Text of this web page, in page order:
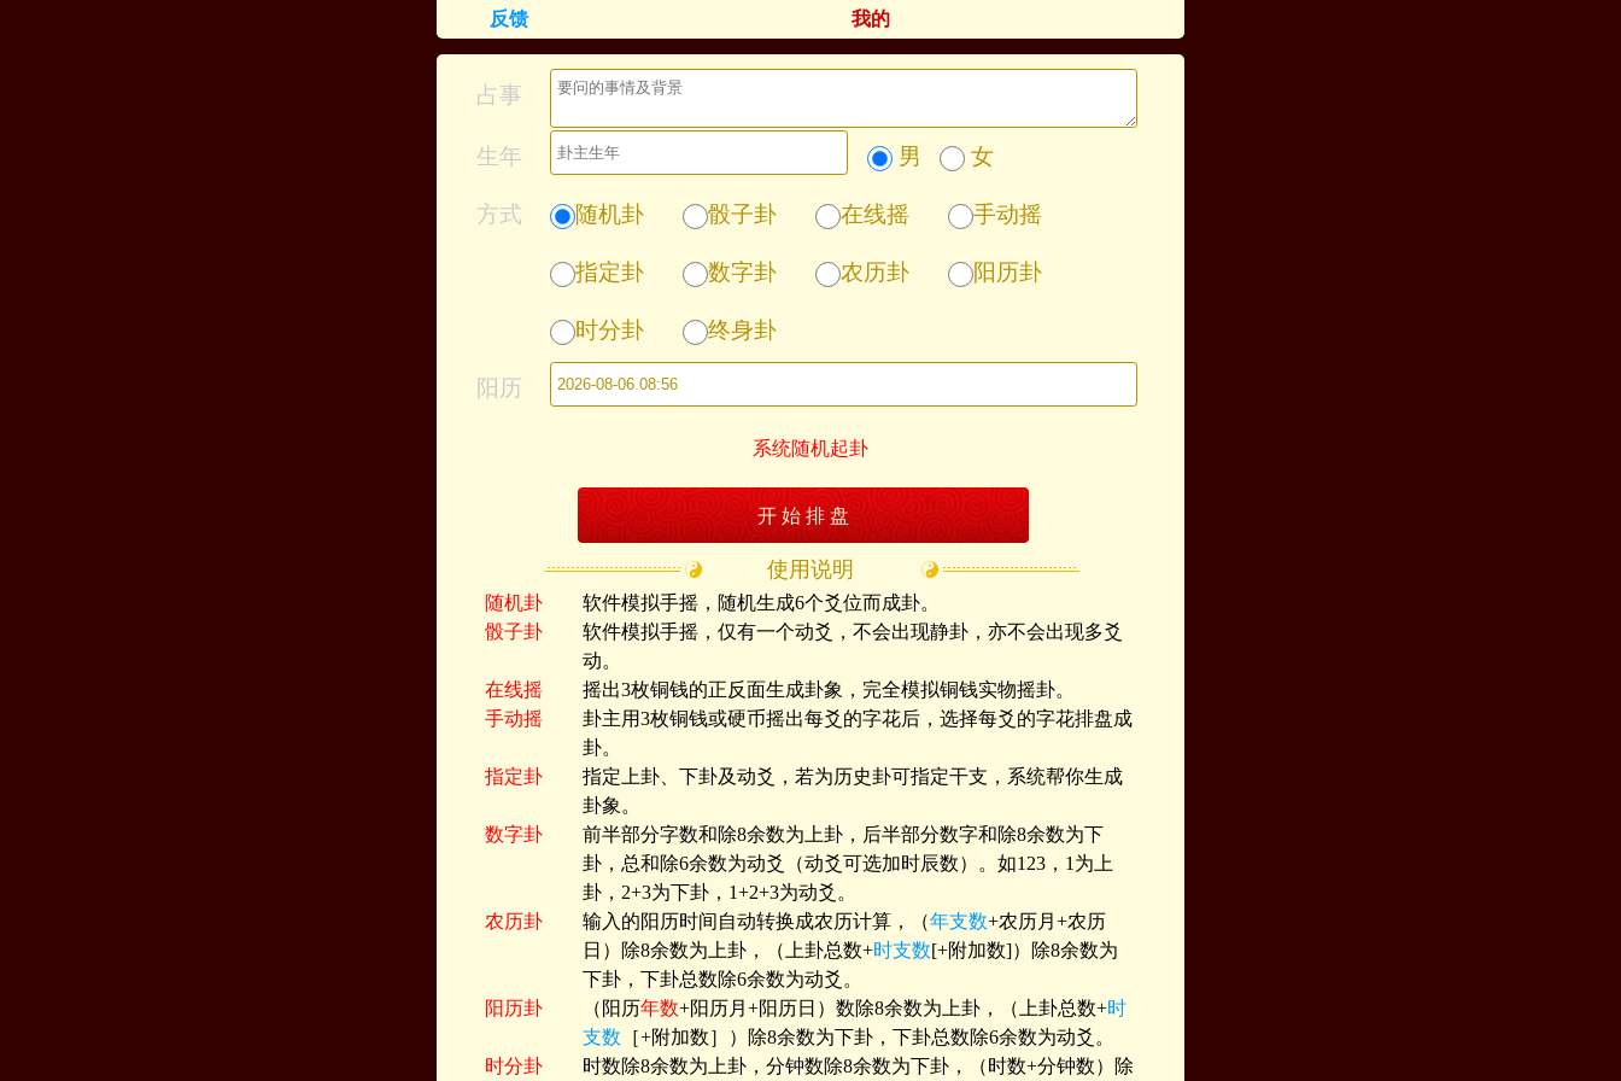
反馈 我的
占事
生年 男 女
方式 随机卦 骰子卦 在线摇 手动摇
指定卦 数字卦 农历卦 阳历卦
时分卦 终身卦
阳历
系统随机起卦
使用说明
随机卦
软件模拟手摇，随机生成6个爻位而成卦。
骰子卦
软件模拟手摇，仅有一个动爻，不会出现静卦，亦不会出现多爻
动。
在线摇
摇出3枚铜钱的正反面生成卦象，完全模拟铜钱实物摇卦。
手动摇
卦主用3枚铜钱或硬币摇出每爻的字花后，选择每爻的字花排盘成
卦。
指定卦
指定上卦、下卦及动爻，若为历史卦可指定干支，系统帮你生成
卦象。
数字卦
前半部分字数和除8余数为上卦，后半部分数字和除8余数为下
卦，总和除6余数为动爻（动爻可选加时辰数）。如123，1为上
卦，2+3为下卦，1+2+3为动爻。
农历卦
输入的阳历时间自动转换成农历计算，（年支数+农历月+农历
日）除8余数为上卦，（上卦总数+时支数[+附加数]）除8余数为
下卦，下卦总数除6余数为动爻。
阳历卦
（阳历年数+阳历月+阳历日）数除8余数为上卦，（上卦总数+时
支数 ［+附加数］）除8余数为下卦，下卦总数除6余数为动爻。
时分卦
时数除8余数为上卦，分钟数除8余数为下卦，（时数+分钟数）除